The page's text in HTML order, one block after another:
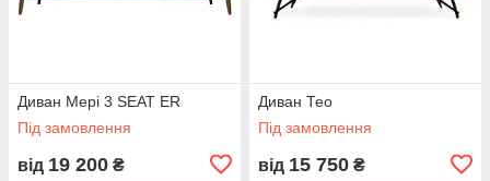
Диван Мері 3 SEAT ER
Під замовлення
від 19 200 ₴
Диван Тео
Під замовлення
від 15 750 ₴